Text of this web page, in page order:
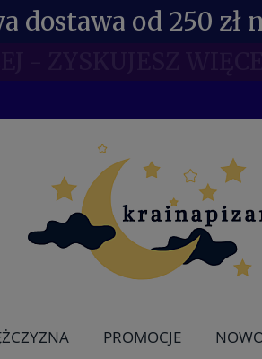
dostawa od 250 zł
PROMOCJE